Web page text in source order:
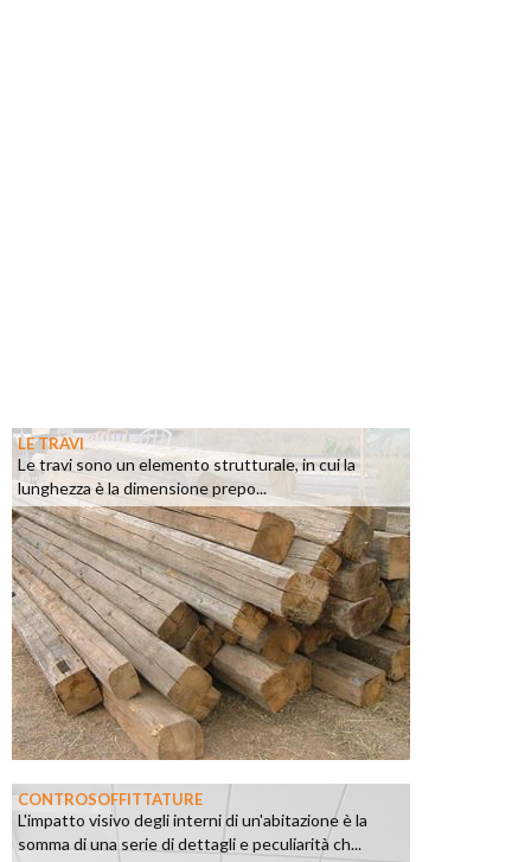
LE TRAVI
Le travi sono un elemento strutturale, in cui la
lunghezza è la dimensione prepo...
CONTROSOFFITTATURE
L'impatto visivo degli interni di un'abitazione è la
somma di una serie di dettagli e peculiarità ch...